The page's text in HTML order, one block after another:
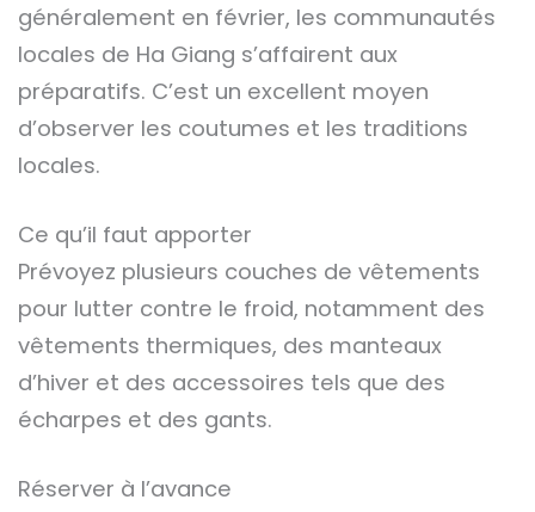
généralement en février, les communautés
locales de Ha Giang s’affairent aux
préparatifs. C’est un excellent moyen
d’observer les coutumes et les traditions
locales.
Ce qu’il faut apporter
Prévoyez plusieurs couches de vêtements
pour lutter contre le froid, notamment des
vêtements thermiques, des manteaux
d’hiver et des accessoires tels que des
écharpes et des gants.
Réserver à l’avance